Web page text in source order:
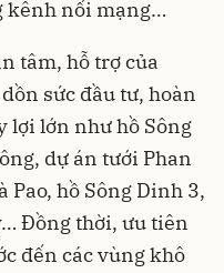
kênh nối mạng…
tâm, hỗ trợ của
sức đầu tư, hoàn
lớn như hồ Sông
dự án tưới Phan
Pao, hồ Sông Dinh 3,
Đồng thời, ưu tiên
đến các vùng khô